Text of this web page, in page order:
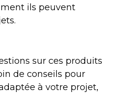
ils peuvent
sur ces produits
de conseils pour
à votre projet,